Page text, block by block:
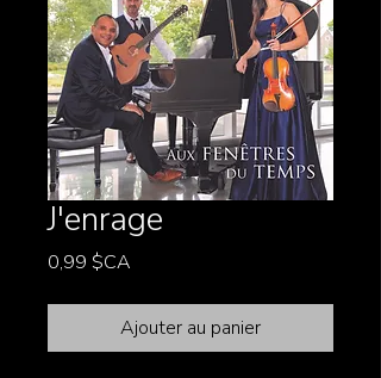
J'enrage
0,99 $CA
Ajouter au panier